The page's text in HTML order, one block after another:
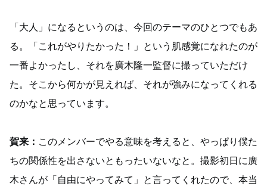
「大人」になるというのは、今回のテーマのひとつでもあ
る。「これがやりたかった！」という肌感覚になれたのが
一番よかったし、それを廣木隆一監督に撮っていただけ
た。そこから何かが見えれば、それが強みになってくれる
のかなと思っています。
賀来： このメンバーでやる意味を考えると、やっぱり僕た
ちの関係性を出さないともったいないなと。撮影初日に廣
木さんが「自由にやってみて」と言ってくれたので、本当